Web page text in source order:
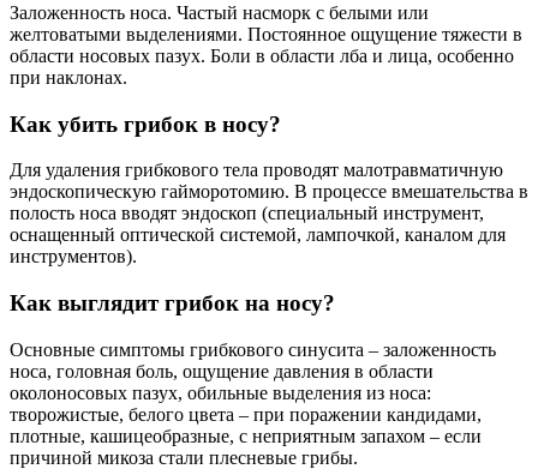
Заложенность носа. Частый насморк с белыми или
желтоватыми выделениями. Постоянное ощущение тяжести в
области носовых пазух. Боли в области лба и лица, особенно
при наклонах.
Как убить грибок в носу?
Для удаления грибкового тела проводят малотравматичную
эндоскопическую гайморотомию. В процессе вмешательства в
полость носа вводят эндоскоп (специальный инструмент,
оснащенный оптической системой, лампочкой, каналом для
инструментов).
Как выглядит грибок на носу?
Основные симптомы грибкового синусита – заложенность
носа, головная боль, ощущение давления в области
околоносовых пазух, обильные выделения из носа:
творожистые, белого цвета – при поражении кандидами,
плотные, кашицеобразные, с неприятным запахом – если
причиной микоза стали плесневые грибы.